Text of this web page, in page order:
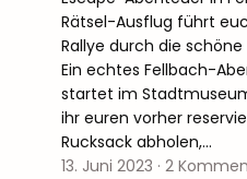
Rätsel-Ausflug führt
Rallye durch die
Ein echtes Fellbach-
startet im
ihr euren vorher
Rucksack abholen,…
13. Juni 2023 · 2